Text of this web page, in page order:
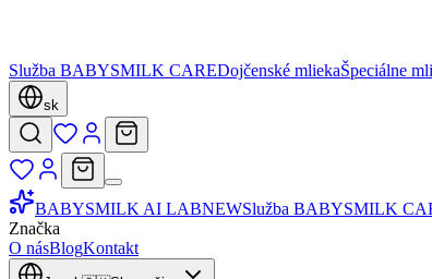
Služba BABYSMILK CAREDojčenské mliekaŠpeciálne
sk
BABYSMILK AI LABNEWSlužba BABYSMILK
Značka
O násBlogKontakt